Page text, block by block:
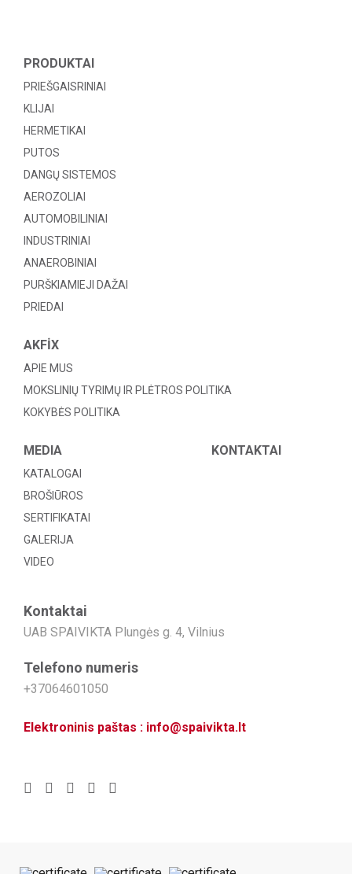
PRODUKTAI
PRIEŠGAISRINIAI
KLIJAI
HERMETIKAI
PUTOS
DANGŲ SISTEMOS
AEROZOLIAI
AUTOMOBILINIAI
INDUSTRINIAI
ANAEROBINIAI
PURŠKIAMIEJI DAŽAI
PRIEDAI
AKFİX
APIE MUS
MOKSLINIŲ TYRIMŲ IR PLĖTROS POLITIKA
KOKYBĖS POLITIKA
MEDIA
KATALOGAI
BROŠIŪROS
SERTIFIKATAI
GALERIJA
VIDEO
KONTAKTAI
Kontaktai
UAB SPAIVIKTA Plungės g. 4, Vilnius
Telefono numeris
+37064601050
Elektroninis paštas : info@spaivikta.lt